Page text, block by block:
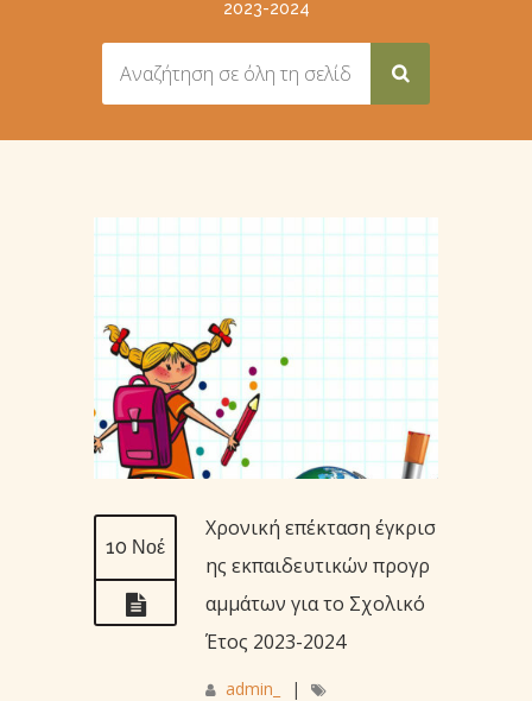
2023-2024
10 Νοέ
Χρονική επέκταση έγκρισ
ης εκπαιδευτικών προγρ
αμμάτων για το Σχολικό
Έτος 2023-2024
admin_
|